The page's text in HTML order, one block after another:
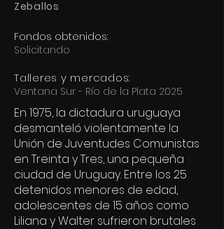
Zeballos
Fondos obtenidos:
Solicitando
​Talleres y mercados:
Ventana Sur - Río de la Plata 2025
En 1975, la dictadura uruguaya
desmanteló violentamente la
Unión de Juventudes Comunistas
en Treinta y Tres, una pequeña
ciudad de Uruguay. Entre los 25
detenidos menores de edad,
adolescentes de 15 años como
Liliana y Walter sufrieron brutales